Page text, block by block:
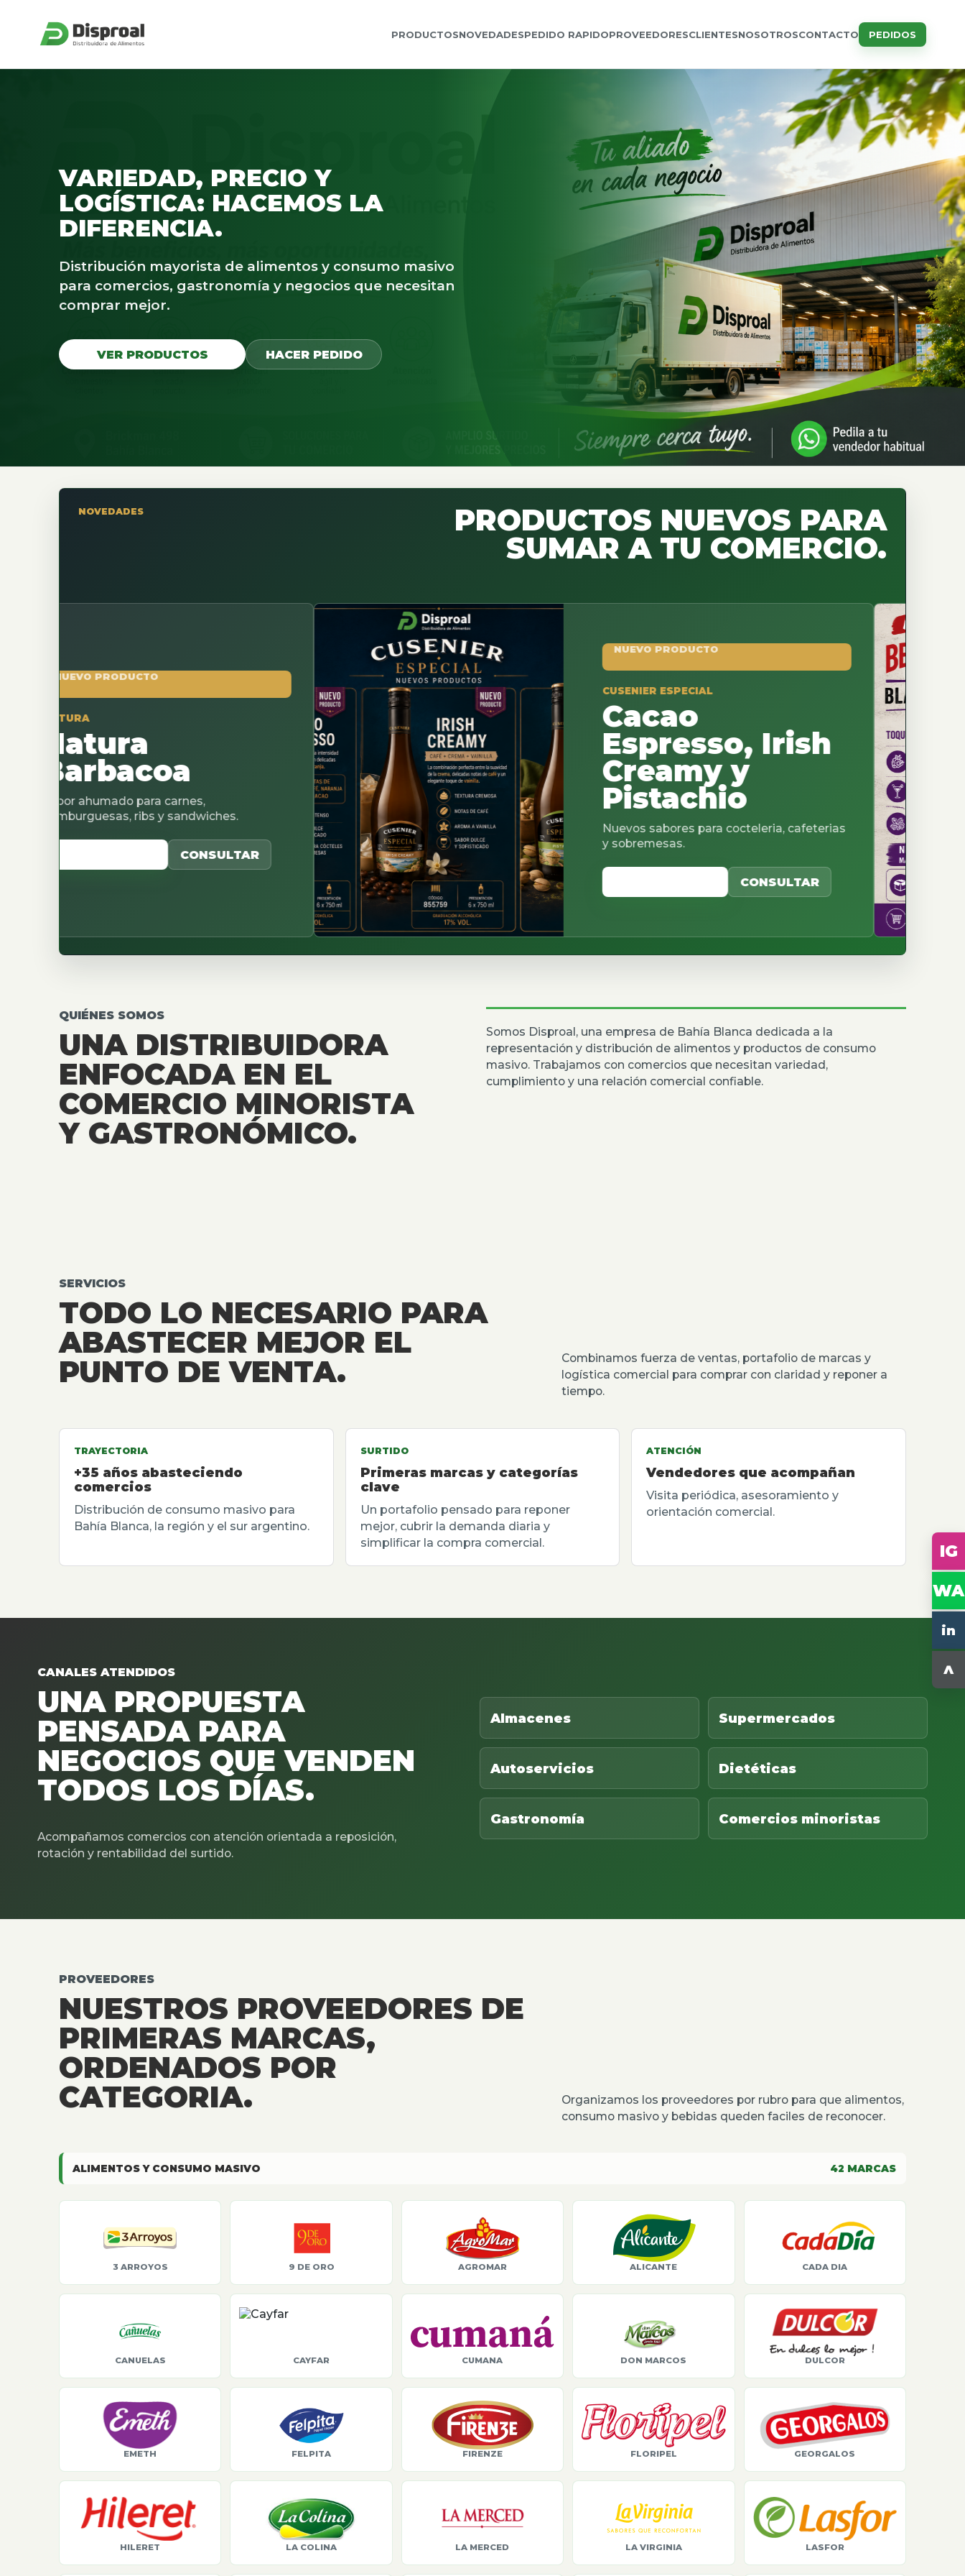
PRODUCTOSNOVEDADESPEDIDO RAPIDOPROVEEDORESCLIENTESNOSOTROSCONTACTO PEDIDOS
VARIEDAD, PRECIO Y
LOGÍSTICA: HACEMOS LA
DIFERENCIA.
Distribución mayorista de alimentos y consumo masivo
para comercios, gastronomía y negocios que necesitan
comprar mejor.
VER PRODUCTOS HACER PEDIDO
NOVEDADES PRODUCTOS NUEVOS PARA
SUMAR A TU COMERCIO.
PRODUCTO
para carnes,
ribs y sandwiches.
NUEVO PRODUCTO
CUSENIER ESPECIAL
Cacao
Espresso, Irish
Creamy y
Pistachio
Nuevos sabores para cocteleria, cafeterias
y sobremesas.
VER CATALOGO
QUIÉNES SOMOS
UNA DISTRIBUIDORA
ENFOCADA EN EL
COMERCIO MINORISTA
Y GASTRONÓMICO.
Somos Disproal, una empresa de Bahía Blanca dedicada a la
representación y distribución de alimentos y productos de consumo
masivo. Trabajamos con comercios que necesitan variedad,
cumplimiento y una relación comercial confiable.
SERVICIOS
TODO LO NECESARIO PARA
ABASTECER MEJOR EL
PUNTO DE VENTA.
Combinamos fuerza de ventas, portafolio de marcas y
logística comercial para comprar con claridad y reponer a
tiempo.
TRAYECTORIA
+35 años abasteciendo
comercios
Distribución de consumo masivo para
Bahía Blanca, la región y el sur argentino.
SURTIDO
Primeras marcas y categorías
clave
Un portafolio pensado para reponer
mejor, cubrir la demanda diaria y
simplificar la compra comercial.
ATENCIÓN
Vendedores que acompañan
Visita periódica, asesoramiento y
orientación comercial.
CANALES ATENDIDOS
UNA PROPUESTA
PENSADA PARA
NEGOCIOS QUE VENDEN
TODOS LOS DÍAS.
Acompañamos comercios con atención orientada a reposición,
rotación y rentabilidad del surtido.
Almacenes Supermercados
Autoservicios Dietéticas
Gastronomía Comercios minoristas
PROVEEDORES
NUESTROS PROVEEDORES DE
PRIMERAS MARCAS,
ORDENADOS POR
CATEGORIA.
Organizamos los proveedores por rubro para que alimentos,
consumo masivo y bebidas queden faciles de reconocer.
ALIMENTOS Y CONSUMO MASIVO 42 MARCAS
3 ARROYOS 9 DE ORO AGROMAR ALICANTE CADA DIA
CANUELAS CAYFAR CUMANA DON MARCOS DULCOR
EMETH FELPITA FIRENZE FLORIPEL GEORGALOS
HILERET LA COLINA LA MERCED LA VIRGINIA LASFOR
IG
WA
in
^